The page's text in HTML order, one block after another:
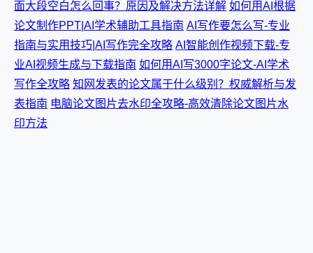
面大段空白怎么回事？原因及解决方法详解 如何用AI根据
论文制作PPT|AI学术辅助工具指南 AI写作要怎么写-专业
指南与实用技巧|AI写作完全攻略 AI智能创作视频下载-专
业AI视频生成与下载指南 如何用AI写3000字论文-AI学术
写作全攻略 知网发表的论文属于什么级别？权威解析与发
表指南 电脑论文图片去水印全攻略-高效清除论文图片水
印方法